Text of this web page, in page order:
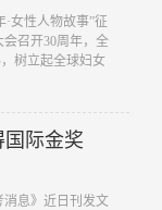
女性人物故事”征
召开30周年，全
树立起全球妇女
国际金奖
消息》近日刊发文